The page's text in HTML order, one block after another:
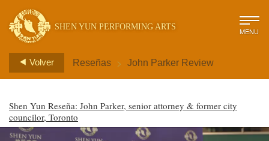
SHEN YUN PERFORMING ARTS MENU
Volver Reseñas > John Parker Review
Shen Yun Reseña: John Parker, senior attorney & former city
councilor, Toronto